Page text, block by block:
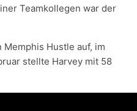
Teamkollegen war der
Hustle auf, im
stellte Harvey mit 58